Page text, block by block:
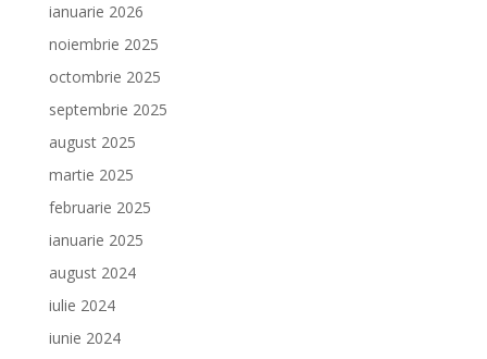
ianuarie 2026
noiembrie 2025
octombrie 2025
septembrie 2025
august 2025
martie 2025
februarie 2025
ianuarie 2025
august 2024
iulie 2024
iunie 2024